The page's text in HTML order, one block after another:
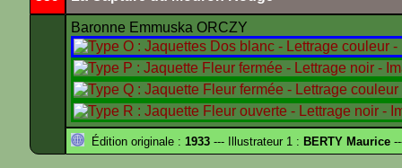
Baronne Emmuska ORCZY
Édition originale : 1933 --- Illustrateur 1 : BERTY Maurice